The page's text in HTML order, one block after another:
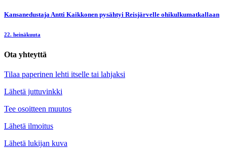
Kansanedustaja Antti Kaikkonen pysähtyi Reisjärvelle ohikulkumatkallaan
22. heinäkuuta
Ota yhteyttä
Tilaa paperinen lehti itselle tai lahjaksi
Lähetä juttuvinkki
Tee osoitteen muutos
Lähetä ilmoitus
Lähetä lukijan kuva